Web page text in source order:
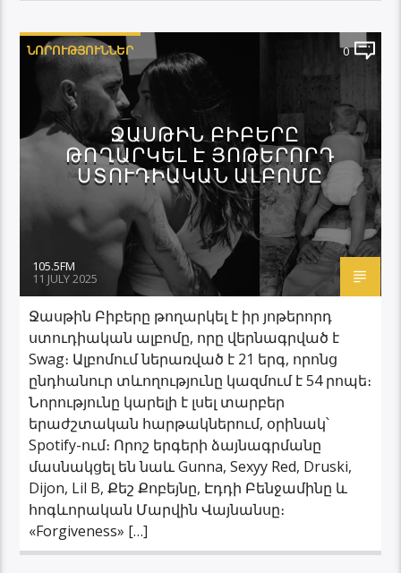
ՆՈՐՈՒԹՅՈՒՆՆԵՐ 0
ՋԱՍԹԻՆ ԲԻԲԵՐԸ
ԹՈՂԱՐԿԵԼ Է ՅՈԹԵՐՈՐԴ
ՍՏՈՒԴԻԱԿԱՆ ԱԼԲՈՄԸ
105.5FM
11 JULY 2025
Ջասթին Բիբերը թողարկել է իր յոթերորդ
ստուդիական ալբոմը, որը վերնագրված է
Swag։ Ալբոմում ներառված է 21 երգ, որոնց
ընդհանուր տևողությունը կազմում է 54 րոպե։
Նորությունը կարելի է լսել տարբեր
երաժշտական հարթակներում, օրինակ՝
Spotify-ում։ Որոշ երգերի ձայնագրմանը
մասնակցել են նաև Gunna, Sexyy Red, Druski,
Dijon, Lil B, Քեշ Քոբեյնը, Էդդի Բենջամինը և
հոգևորական Մարվին Վայնանսը։
«Forgiveness» […]